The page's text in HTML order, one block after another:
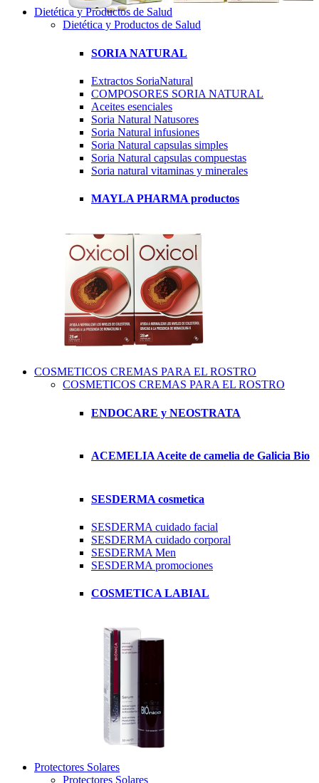
Dietética y Productos de Salud
Dietética y Productos de Salud
SORIA NATURAL
Extractos SoriaNatural
COMPOSORES SORIA NATURAL
Aceites esenciales
Soria Natural Natusores
Soria Natural infusiones
Soria Natural capsulas simples
Soria Natural capsulas compuestas
Soria natural vitaminas y minerales
MAYLA PHARMA productos
COSMETICOS CREMAS PARA EL ROSTRO
COSMETICOS CREMAS PARA EL ROSTRO
ENDOCARE y NEOSTRATA
ACEMELIA Aceite de camelia de Galicia Bio
SESDERMA cosmetica
SESDERMA cuidado facial
SESDERMA cuidado corporal
SESDERMA Men
SESDERMA promociones
COSMETICA LABIAL
Protectores Solares
Protectores Solares